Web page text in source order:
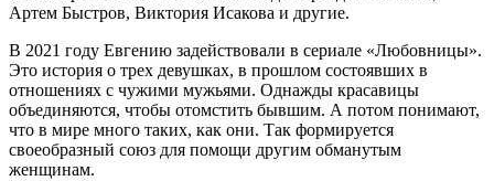
Артем Быстров, Виктория Исакова и другие.
В 2021 году Евгению задействовали в сериале «Любовницы».
Это история о трех девушках, в прошлом состоявших в
отношениях с чужими мужьями. Однажды красавицы
объединяются, чтобы отомстить бывшим. А потом понимают,
что в мире много таких, как они. Так формируется
своеобразный союз для помощи другим обманутым
женщинам.